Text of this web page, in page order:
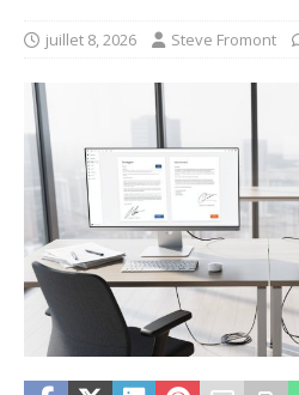
juillet 8, 2026 Steve Fromont